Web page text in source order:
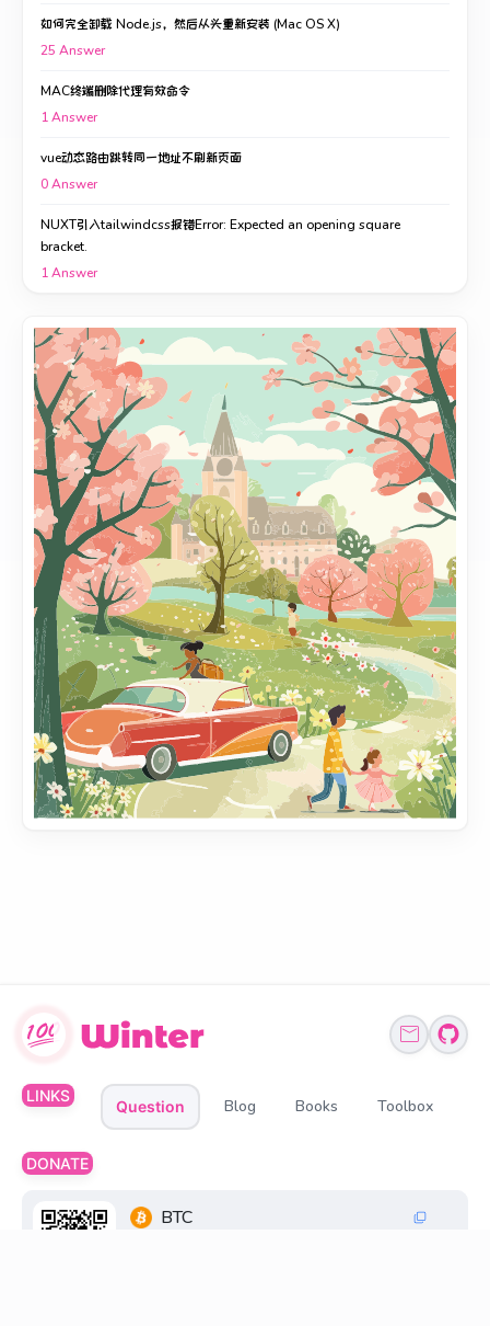
如何完全卸载 Node.js，然后从头重新安装 (Mac OS X)
25 Answer
MAC终端删除代理有效命令
1Answer
vue动态路由跳转同一地址不刷新页面
0Answer
NUXT引入tailwindcss报错Error: Expected an opening square
bracket.
1Answer
LINKS
Question Blog Books Toolbox
DONATE
BTC